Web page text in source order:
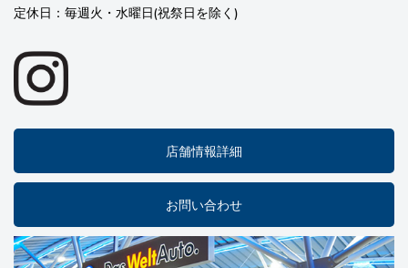
定休日：毎週火・水曜日(祝祭日を除く)
店舗情報詳細
お問い合わせ